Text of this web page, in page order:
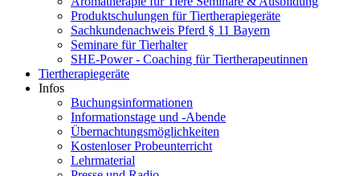
Produktschulungen für Tiertherapiegeräte
Sachkundenachweis Pferd § 11 Bayern
Seminare für Tierhalter
SHE-Power - Coaching für Tiertherapeutinnen
Tiertherapiegeräte
Infos
Buchungsinformationen
Informationstage und -Abende
Übernachtungsmöglichkeiten
Kostenloser Probeunterricht
Lehrmaterial